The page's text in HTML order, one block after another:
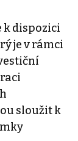
k dispozici
je v rámci
sloužit k